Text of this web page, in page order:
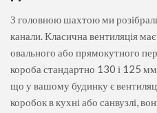
З головною шахтою ми
канали. Класична вентиляція
овального або прямокутного
короба стандартно 130 і 125
що у вашому будинку є
коробок в кухні або санвузлі,